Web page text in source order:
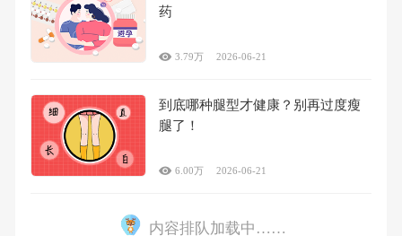
药
3.79万 2026-06-21
到底哪种腿型才健康？别再过度瘦
腿了！
6.00万 2026-06-21
内容排队加载中……